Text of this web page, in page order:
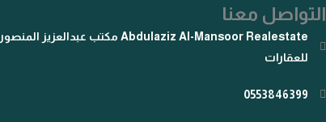
التواصل معنا
Abdulaziz Al-Mansoor Realestate مكتب عبدالعزيز المنصور
للعقارات
0553846399